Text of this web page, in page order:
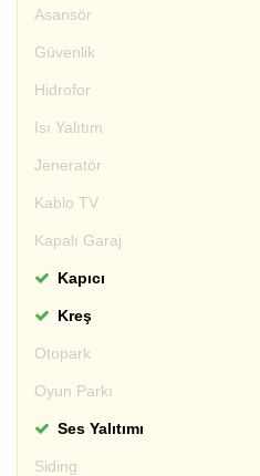
Asansör
Güvenlik
Hidrofor
Isı Yalıtım
Jeneratör
Kablo TV
Kapalı Garaj
Kapıcı
Kreş
Otopark
Oyun Parkı
Ses Yalıtımı
Siding